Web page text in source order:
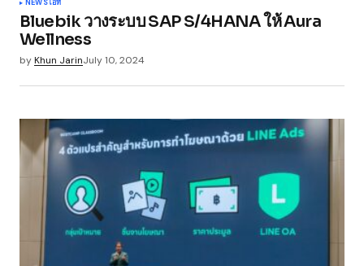
NEWSไอที
Bluebik วางระบบ SAP S/4HANA ให้ Aura
Wellness
byKhun JarinJuly 10, 2024